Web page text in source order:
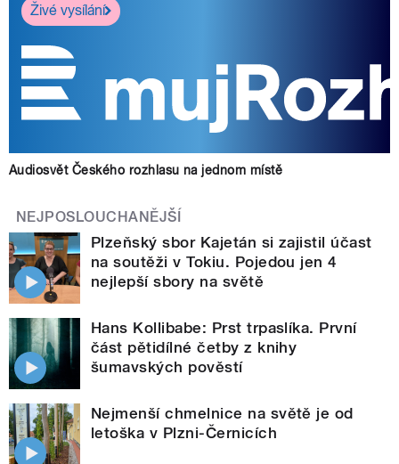
Živé vysílání
Audiosvět Českého rozhlasu na jednom místě
NEJPOSLOUCHANĚJŠÍ
Plzeňský sbor Kajetán si zajistil účast
na soutěži v Tokiu. Pojedou jen 4
nejlepší sbory na světě
Hans Kollibabe: Prst trpaslíka. První
část pětidílné četby z knihy
šumavských pověstí
Nejmenší chmelnice na světě je od
letoška v Plzni-Černicích